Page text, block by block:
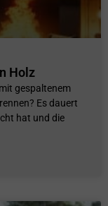
Holz
gespaltenem
Es dauert
hat und die